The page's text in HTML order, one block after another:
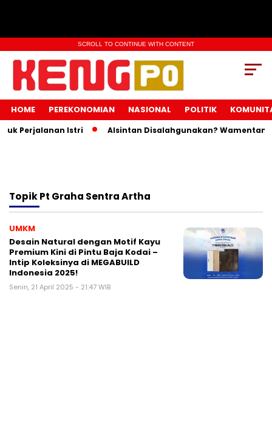
SCROLL TO CONTINUE WITH CONTENT
HOME PEREKONOMIAN NASIONAL POLITIK
Perjalanan Istri Alsintan Disalahgunakan? Wamentan
TopikPt Graha Sentra Artha
UMKM
Desain Natural dengan Motif Kayu
Premium Kini di Pintu Baja Kodai –
Intip Koleksinya di MEGABUILD
Indonesia 2025!
Senin, 21 April 2025 - 21:47 WIB